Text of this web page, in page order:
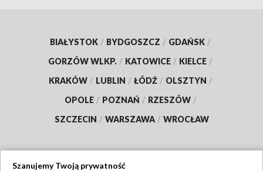
BIAŁYSTOK / BYDGOSZCZ / GDAŃSK /
GORZÓW WLKP. / KATOWICE / KIELCE /
KRAKÓW / LUBLIN / ŁÓDŹ / OLSZTYN /
OPOLE / POZNAŃ / RZESZÓW /
SZCZECIN / WARSZAWA / WROCŁAW
Szanujemy Twoją prywatność